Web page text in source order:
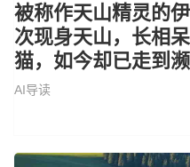
被称作天山精灵的
次现身天山，长相
猫，如今却已走到
AI导读